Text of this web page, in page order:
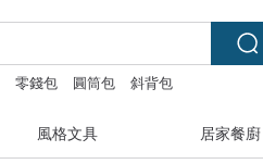
零錢包 圓筒包 斜背包
風格文具 居家餐廚